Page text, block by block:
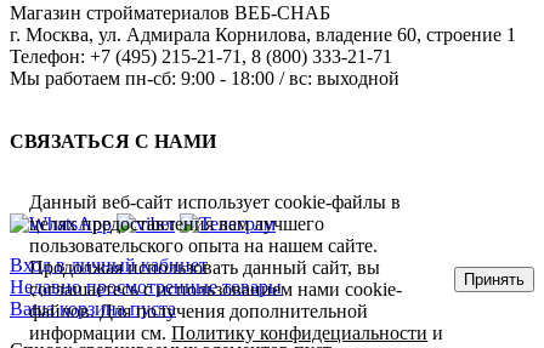
Магазин стройматериалов ВЕБ-СНАБ
г. Москва, ул. Адмирала Корнилова, владение 60, строение 1
Телефон: +7 (495) 215-21-71 , 8 (800) 333-21-71
Мы работаем пн-сб: 9:00 - 18:00 / вс: выходной
СВЯЗАТЬСЯ С НАМИ
Вход в личный кабинет
Недавно просмотренные товары
Ваша корзина пуста
Данный веб-сайт использует cookie-файлы в
целях предоставления вам лучшего
пользовательского опыта на нашем сайте.
Продолжая использовать данный сайт, вы
соглашаетесь с использованием нами cookie-
файлов. Для получения дополнительной
информации см.Политику конфидециальности и
Принять